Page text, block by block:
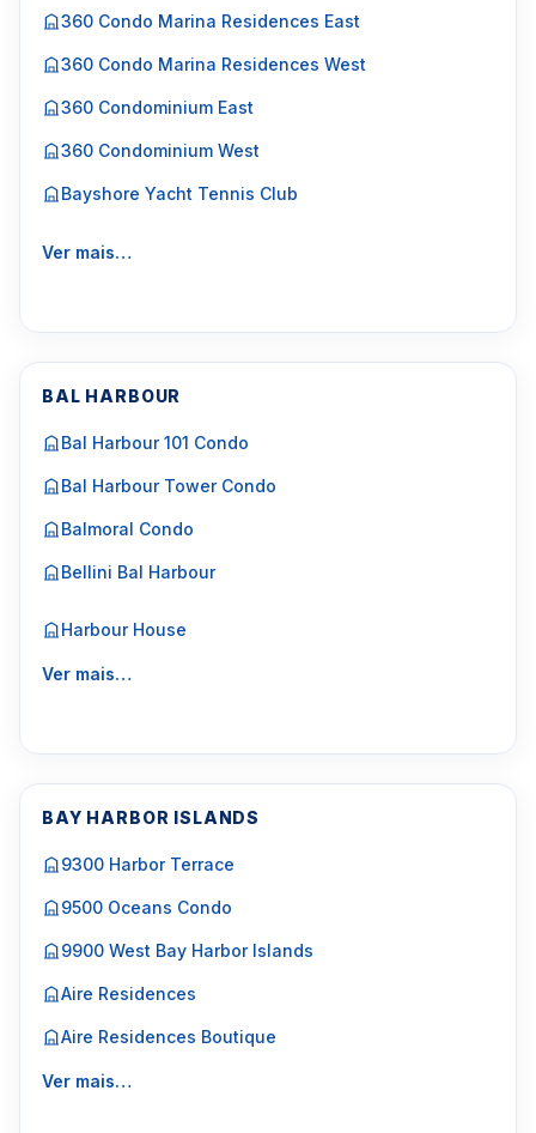
360 Condo Marina Residences East
360 Condo Marina Residences West
360 Condominium East
360 Condominium West
Bayshore Yacht Tennis Club
Ver mais…
BAL HARBOUR
Bal Harbour 101 Condo
Bal Harbour Tower Condo
Balmoral Condo
Bellini Bal Harbour
Harbour House
Ver mais…
BAY HARBOR ISLANDS
9300 Harbor Terrace
9500 Oceans Condo
9900 West Bay Harbor Islands
Aire Residences
Aire Residences Boutique
Ver mais…